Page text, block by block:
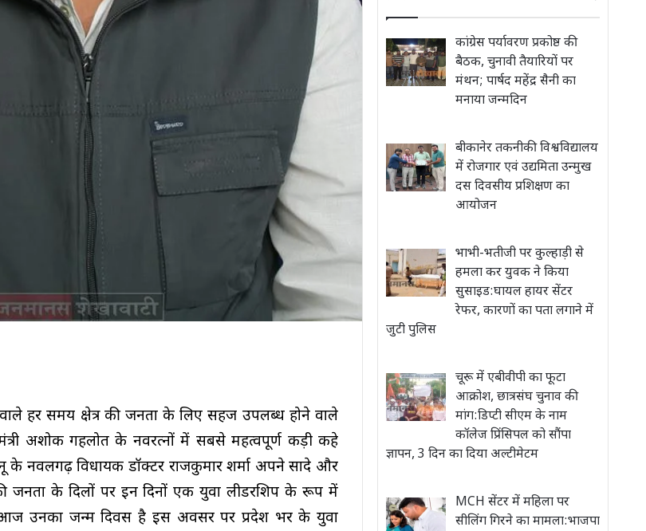
हर समय क्षेत्र की जनता के लिए सहज उपलब्ध होने वाले
अशोक गहलोत के नवरत्नों में सबसे महत्वपूर्ण कड़ी कहे
के नवलगढ़ विधायक डॉक्टर राजकुमार शर्मा अपने सादे और
जनता के दिलों पर इन दिनों एक युवा लीडरशिप के रूप में
उनका जन्म दिवस है इस अवसर पर प्रदेश भर के युवा
कांग्रेस पर्यावरण प्रकोष्ठ की
बैठक, चुनावी तैयारियों पर
मंथन; पार्षद महेंद्र सैनी का
मनाया जन्मदिन
बीकानेर तकनीकी विश्वविद्यालय
में रोजगार एवं उद्यमिता उन्मुख
दस दिवसीय प्रशिक्षण का
आयोजन
भाभी-भतीजी पर कुल्हाड़ी से
हमला कर युवक ने किया
सुसाइड:घायल हायर सेंटर
रेफर, कारणों का पता लगाने में
जुटी पुलिस
चूरू में एबीवीपी का फूटा
आक्रोश, छात्रसंघ चुनाव की
मांग:डिप्टी सीएम के नाम
कॉलेज प्रिंसिपल को सौंपा
ज्ञापन, 3 दिन का दिया अल्टीमेटम
MCH सेंटर में महिला पर
सीलिंग गिरने का मामला:भाजपा